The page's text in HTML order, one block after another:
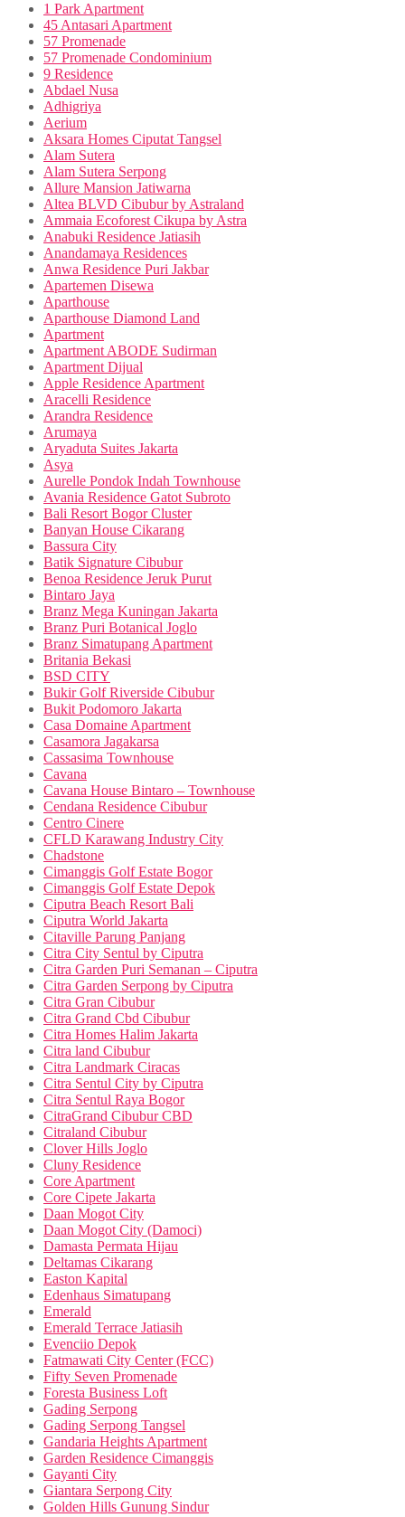
1 Park Apartment
45 Antasari Apartment
57 Promenade
57 Promenade Condominium
9 Residence
Abdael Nusa
Adhigriya
Aerium
Aksara Homes Ciputat Tangsel
Alam Sutera
Alam Sutera Serpong
Allure Mansion Jatiwarna
Altea BLVD Cibubur by Astraland
Ammaia Ecoforest Cikupa by Astra
Anabuki Residence Jatiasih
Anandamaya Residences
Anwa Residence Puri Jakbar
Apartemen Disewa
Aparthouse
Aparthouse Diamond Land
Apartment
Apartment ABODE Sudirman
Apartment Dijual
Apple Residence Apartment
Aracelli Residence
Arandra Residence
Arumaya
Aryaduta Suites Jakarta
Asya
Aurelle Pondok Indah Townhouse
Avania Residence Gatot Subroto
Bali Resort Bogor Cluster
Banyan House Cikarang
Bassura City
Batik Signature Cibubur
Benoa Residence Jeruk Purut
Bintaro Jaya
Branz Mega Kuningan Jakarta
Branz Puri Botanical Joglo
Branz Simatupang Apartment
Britania Bekasi
BSD CITY
Bukir Golf Riverside Cibubur
Bukit Podomoro Jakarta
Casa Domaine Apartment
Casamora Jagakarsa
Cassasima Townhouse
Cavana
Cavana House Bintaro – Townhouse
Cendana Residence Cibubur
Centro Cinere
CFLD Karawang Industry City
Chadstone
Cimanggis Golf Estate Bogor
Cimanggis Golf Estate Depok
Ciputra Beach Resort Bali
Ciputra World Jakarta
Citaville Parung Panjang
Citra City Sentul by Ciputra
Citra Garden Puri Semanan – Ciputra
Citra Garden Serpong by Ciputra
Citra Gran Cibubur
Citra Grand Cbd Cibubur
Citra Homes Halim Jakarta
Citra land Cibubur
Citra Landmark Ciracas
Citra Sentul City by Ciputra
Citra Sentul Raya Bogor
CitraGrand Cibubur CBD
Citraland Cibubur
Clover Hills Joglo
Cluny Residence
Core Apartment
Core Cipete Jakarta
Daan Mogot City
Daan Mogot City (Damoci)
Damasta Permata Hijau
Deltamas Cikarang
Easton Kapital
Edenhaus Simatupang
Emerald
Emerald Terrace Jatiasih
Evenciio Depok
Fatmawati City Center (FCC)
Fifty Seven Promenade
Foresta Business Loft
Gading Serpong
Gading Serpong Tangsel
Gandaria Heights Apartment
Garden Residence Cimanggis
Gayanti City
Giantara Serpong City
Golden Hills Gunung Sindur